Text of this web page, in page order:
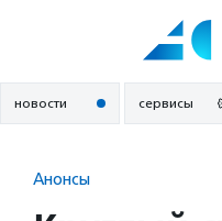
новости сервисы
Анонсы